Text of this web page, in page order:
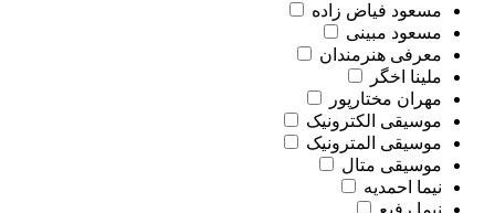
مسعود فیاض زاده
مسعود مبینی
معرفی هنرمندان
ملینا اخگر
مهران مختارپور
موسیقی الکترونیک
موسیقی المترونیک
موسیقی متال
نیما احمدیه
نیما رفیع